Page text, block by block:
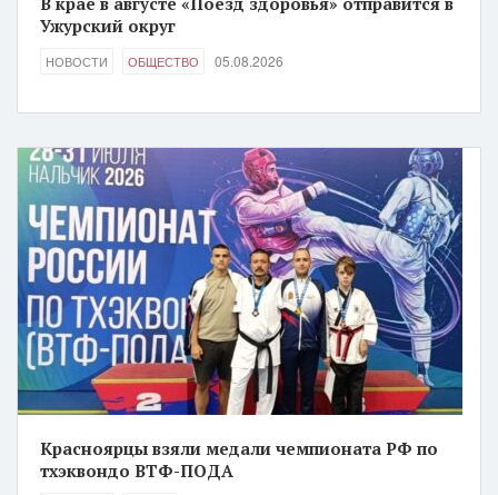
Ужурский округ
НОВОСТИ ОБЩЕСТВО 05.08.2026
Красноярцы взяли медали чемпионата РФ по
тхэквондо ВТФ-ПОДА